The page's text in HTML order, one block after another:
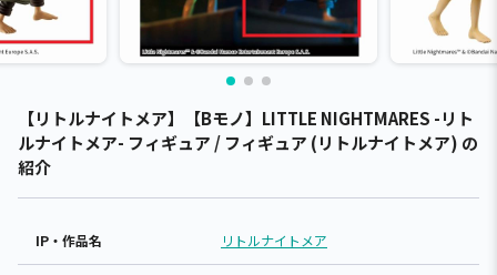
【リトルナイトメア】【Bモノ】LITTLE NIGHTMARES -リト
ルナイトメア- フィギュア / フィギュア (リトルナイトメア) の
紹介
IP・作品名 リトルナイトメア